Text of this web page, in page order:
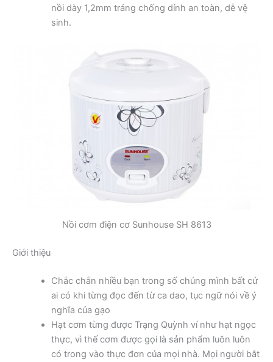
nồi dày 1,2mm tráng chống dính an toàn, dễ vệ
sinh.
Nồi cơm điện cơ Sunhouse SH 8613
Giới thiệu
Chắc chắn nhiều bạn trong số chúng mình bất cứ
ai có khi từng đọc đến từ ca dao, tục ngữ nói về ý
nghĩa của gạo
Hạt cơm từng được Trạng Quỳnh ví như hạt ngọc
thực, vì thế cơm được gọi là sản phẩm luôn luôn
có trong vào thực đơn của mọi nhà. Mọi người bắt